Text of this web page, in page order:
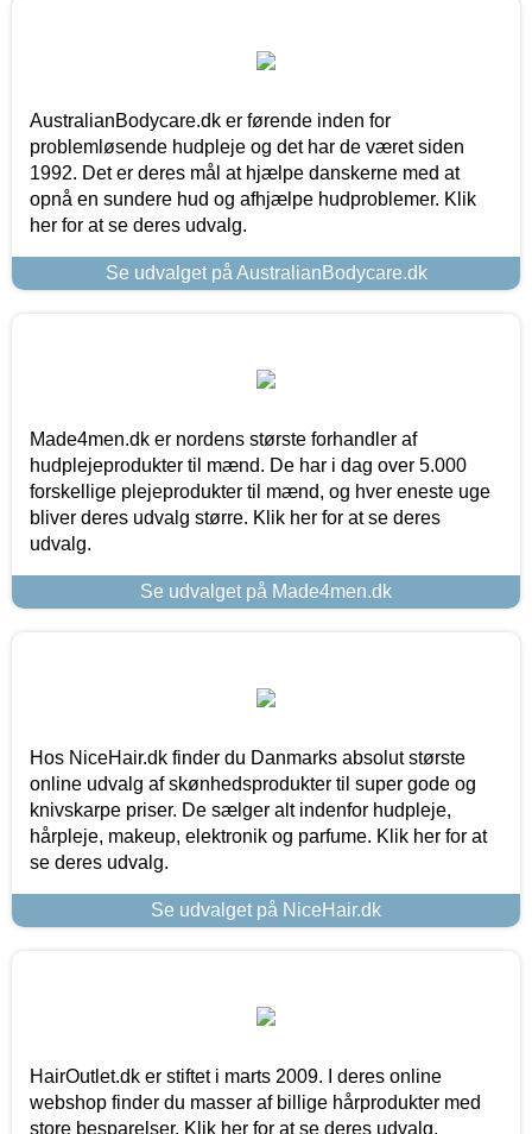
AustralianBodycare.dk er førende inden for
problemløsende hudpleje og det har de været siden
1992. Det er deres mål at hjælpe danskerne med at
opnå en sundere hud og afhjælpe hudproblemer. Klik
her for at se deres udvalg.
Se udvalget på AustralianBodycare.dk
Made4men.dk er nordens største forhandler af
hudplejeprodukter til mænd. De har i dag over 5.000
forskellige plejeprodukter til mænd, og hver eneste uge
bliver deres udvalg større. Klik her for at se deres
udvalg.
Se udvalget på Made4men.dk
Hos NiceHair.dk finder du Danmarks absolut største
online udvalg af skønhedsprodukter til super gode og
knivskarpe priser. De sælger alt indenfor hudpleje,
hårpleje, makeup, elektronik og parfume. Klik her for at
se deres udvalg.
Se udvalget på NiceHair.dk
HairOutlet.dk er stiftet i marts 2009. I deres online
webshop finder du masser af billige hårprodukter med
store besparelser. Klik her for at se deres udvalg.